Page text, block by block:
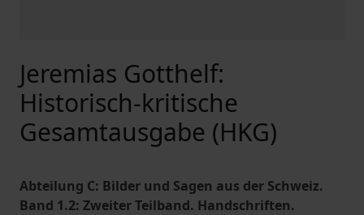
Jeremias Gotthelf:
Historisch-kritische
Gesamtausgabe (HKG)
Abteilung C: Bilder und Sagen aus der Schweiz.
Band 1.2: Zweiter Teilband. Handschriften.